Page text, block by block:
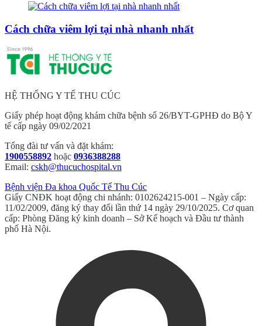
Cách chữa viêm lợi tại nhà nhanh nhất
HỆ THỐNG Y TẾ THU CÚC
Giấy phép hoạt động khám chữa bệnh số 26/BYT-GPHĐ do Bộ Y
tế cấp ngày 09/02/2021
Tổng đài tư vấn và đặt khám:
1900558892 hoặc 0936388288
Email: cskh@thucuchospital.vn
Bệnh viện Đa khoa Quốc Tế Thu Cúc
Giấy CNĐK hoạt động chi nhánh: 0102624215-001 – Ngày cấp:
11/02/2009, đăng ký thay đổi lần thứ 14 ngày 29/10/2025. Cơ quan
cấp: Phòng Đăng ký kinh doanh – Sở Kế hoạch và Đầu tư thành
phố Hà Nội.